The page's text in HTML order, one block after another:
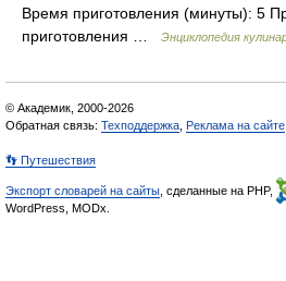
Время приготовления (минуты): 5
приготовления …
Энциклопедия
© Академик, 2000-2026
Обратная связь: Техподдержка Реклама на сайте
👣 Путешествия
Экспорт словарей на сайты , сделанные на PHP,
WordPress, MODx.